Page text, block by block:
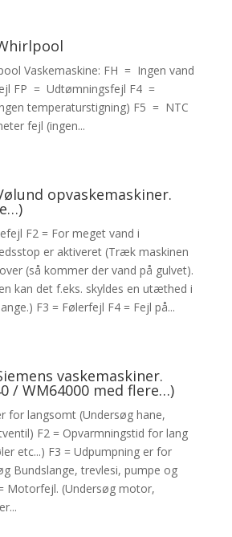
Vaskemaskine: FH = Ingen vand
FP = Udtømningsfejl F4 =
temperaturstigning) F5 = NTC
fejl (ingen...
opvaskemaskiner.
F2 = For meget vand i
er aktiveret (Træk maskinen
(så kommer der vand på gulvet).
kan det f.eks. skyldes en utæthed i
F3 = Følerfejl F4 = Fejl på...
vaskemaskiner.
/ WM64000 med flere…)
for langsomt (Undersøg hane,
F2 = Opvarmningstid for lang
etc...) F3 = Udpumpning er for
Bundslange, trevlesi, pumpe og
Motorfejl. (Undersøg motor,